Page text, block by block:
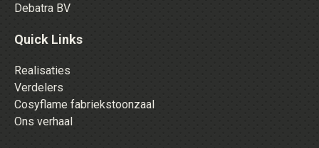
Debatra BV
Quick Links
Realisaties
Verdelers
Cosyflame fabriekstoonzaal
Ons verhaal